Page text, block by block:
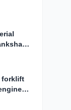
杰西博
forklift